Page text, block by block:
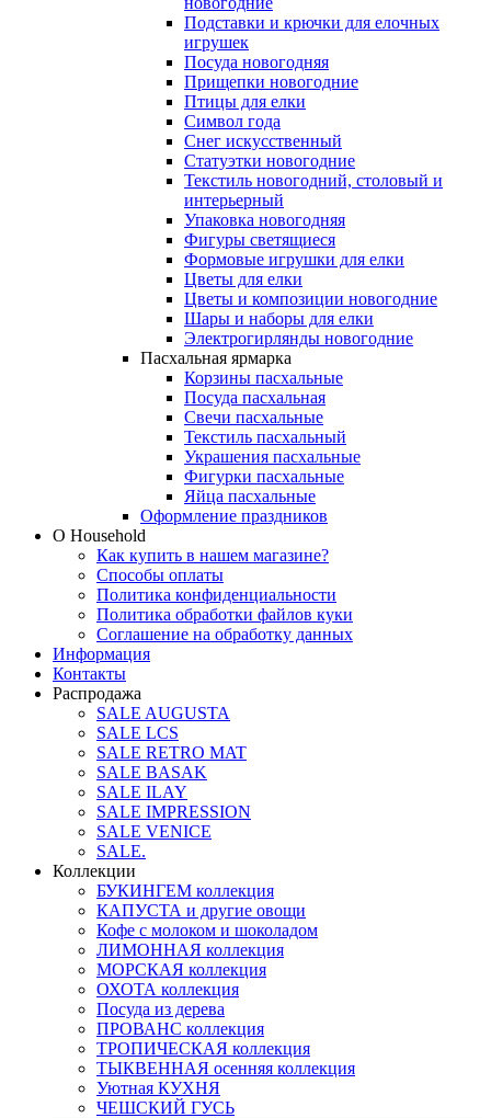
Подставки и крючки для елочных
игрушек
Посуда новогодняя
Прищепки новогодние
Птицы для елки
Символ года
Снег искусственный
Статуэтки новогодние
Текстиль новогодний, столовый и
интерьерный
Упаковка новогодняя
Фигуры светящиеся
Формовые игрушки для елки
Цветы для елки
Цветы и композиции новогодние
Шары и наборы для елки
Электрогирлянды новогодние
Пасхальная ярмарка
Корзины пасхальные
Посуда пасхальная
Свечи пасхальные
Текстиль пасхальный
Украшения пасхальные
Фигурки пасхальные
Яйца пасхальные
Оформление праздников
О Household
Как купить в нашем магазине?
Способы оплаты
Политика конфиденциальности
Политика обработки файлов куки
Соглашение на обработку данных
Информация
Контакты
Распродажа
SALE AUGUSTA
SALE LCS
SALE RETRO MAT
SALE BASAK
SALE ILAY
SALE IMPRESSION
SALE VENICE
SALE.
Коллекции
БУКИНГЕМ коллекция
КАПУСТА и другие овощи
Кофе с молоком и шоколадом
ЛИМОННАЯ коллекция
МОРСКАЯ коллекция
ОХОТА коллекция
Посуда из дерева
ПРОВАНС коллекция
ТРОПИЧЕСКАЯ коллекция
ТЫКВЕННАЯ осенняя коллекция
Уютная КУХНЯ
ЧЕШСКИЙ ГУСЬ